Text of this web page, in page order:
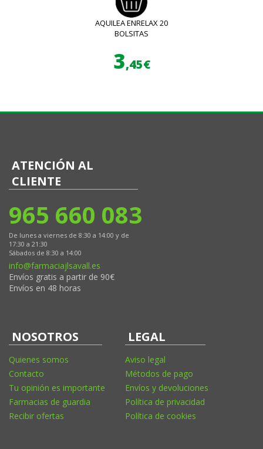
AQUILEA ENRELAX 20
BOLSITAS
3,45€
ATENCIÓN AL
CLIENTE
965 660 083
De lunes a viernes de 8:30 a 14:00 y de
17:30 a 21:30
Sábados de 8:30 a 14:00
info@farmaciajlsavall.es
Envíos gratis a partir de 90€
Envíos en 48 horas
NOSOTROS
Quienes somos
Contacto
Tu opinión es importante
Farmacias de guardia
Recibir ofertas
LEGAL
Aviso legal
Métodos de pago
Envíos y devoluciones
Política de privacidad
Política de cookies